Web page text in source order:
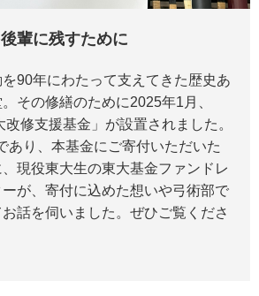
輩に残すために
90年にわたって支えてきた歴史あ
その修繕のために2025年1月、
改修支援基金」が設置されました。
あり、本基金にご寄付いただいた
現役東大生の東大基金ファンドレ
が、寄付に込めた想いや弓術部で
話を伺いました。ぜひご覧くださ